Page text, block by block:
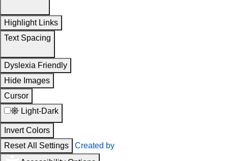
Highlight Links
Text Spacing
Dyslexia Friendly
Hide Images
Cursor
Light-Dark
Invert Colors
Reset All Settings
Created by